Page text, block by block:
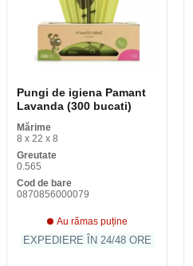
Pungi de igiena Pamant
Lavanda (300 bucati)
Mărime
8 x 22 x 8
Greutate
0.565
Cod de bare
0870856000079
Au rămas puține
EXPEDIERE ÎN 24/48 ORE